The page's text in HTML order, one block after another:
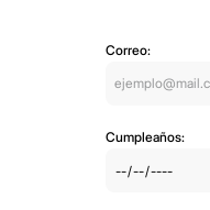
Correo:
Cumpleaños: